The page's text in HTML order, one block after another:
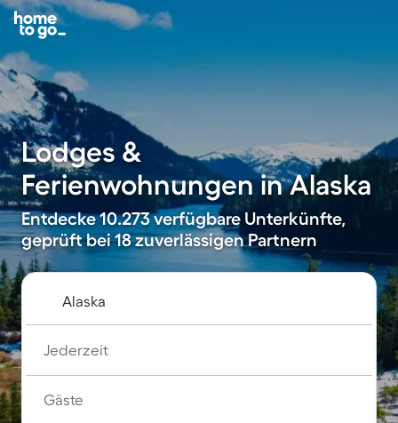
Lodges &
Ferienwohnungen in Alaska
Entdecke 10.273 verfügbare Unterkünfte,
geprüft bei 18 zuverlässigen Partnern
Jederzeit
Gäste